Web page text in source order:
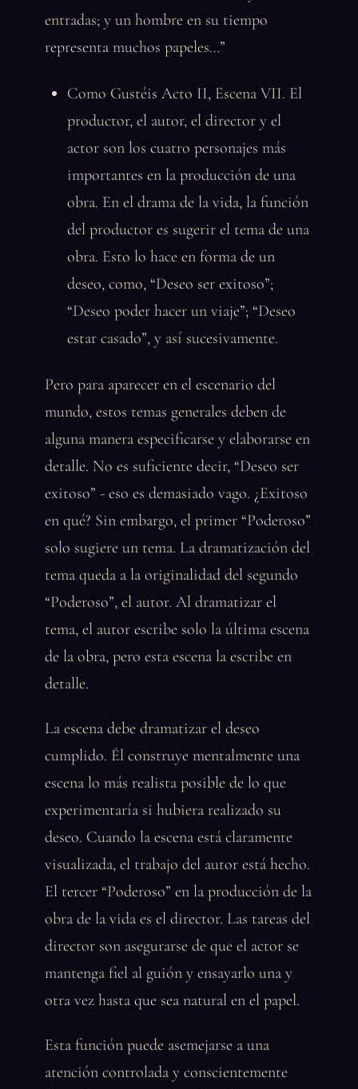
entradas; y un hombre en su tiempo
representa muchos papeles…”
Como Gustéis Acto II, Escena VII. El
productor, el autor, el director y el
actor son los cuatro personajes más
importantes en la producción de una
obra. En el drama de la vida, la función
del productor es sugerir el tema de una
obra. Esto lo hace en forma de un
deseo, como, “Deseo ser exitoso”;
“Deseo poder hacer un viaje”; “Deseo
estar casado”, y así sucesivamente.
Pero para aparecer en el escenario del
mundo, estos temas generales deben de
alguna manera especificarse y elaborarse en
detalle. No es suficiente decir, “Deseo ser
exitoso” - eso es demasiado vago. ¿Exitoso
en qué? Sin embargo, el primer “Poderoso”
solo sugiere un tema. La dramatización del
tema queda a la originalidad del segundo
“Poderoso”, el autor. Al dramatizar el
tema, el autor escribe solo la última escena
de la obra, pero esta escena la escribe en
detalle.
La escena debe dramatizar el deseo
cumplido. Él construye mentalmente una
escena lo más realista posible de lo que
experimentaría si hubiera realizado su
deseo. Cuando la escena está claramente
visualizada, el trabajo del autor está hecho.
El tercer “Poderoso” en la producción de la
obra de la vida es el director. Las tareas del
director son asegurarse de que el actor se
mantenga fiel al guión y ensayarlo una y
otra vez hasta que sea natural en el papel.
Esta función puede asemejarse a una
atención controlada y conscientemente